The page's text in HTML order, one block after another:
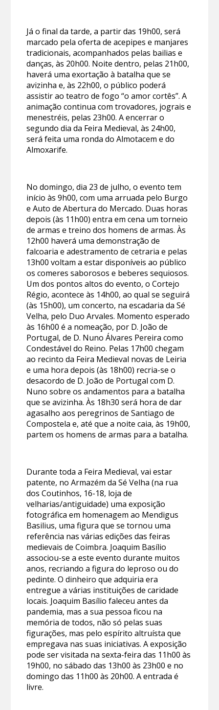
Já o final da tarde, a partir das 19h00, será
marcado pela oferta de acepipes e manjares
tradicionais, acompanhados pelas bailias e
danças, às 20h00. Noite dentro, pelas 21h00,
haverá uma exortação à batalha que se
avizinha e, às 22h00, o público poderá
assistir ao teatro de fogo “o amor cortês”. A
animação continua com trovadores, jograis e
menestréis, pelas 23h00. A encerrar o
segundo dia da Feira Medieval, às 24h00,
será feita uma ronda do Almotacem e do
Almoxarife.
No domingo, dia 23 de julho, o evento tem
início às 9h00, com uma arruada pelo Burgo
e Auto de Abertura do Mercado. Duas horas
depois (às 11h00) entra em cena um torneio
de armas e treino dos homens de armas. Às
12h00 haverá uma demonstração de
falcoaria e adestramento de cetraria e pelas
13h00 voltam a estar disponíveis ao público
os comeres saborosos e beberes sequiosos.
Um dos pontos altos do evento, o Cortejo
Régio, acontece às 14h00, ao qual se seguirá
(às 15h00), um concerto, na escadaria da Sé
Velha, pelo Duo Arvales. Momento esperado
às 16h00 é a nomeação, por D. João de
Portugal, de D. Nuno Álvares Pereira como
Condestável do Reino. Pelas 17h00 chegam
ao recinto da Feira Medieval novas de Leiria
e uma hora depois (às 18h00) recria-se o
desacordo de D. João de Portugal com D.
Nuno sobre os andamentos para a batalha
que se avizinha. Às 18h30 será hora de dar
agasalho aos peregrinos de Santiago de
Compostela e, até que a noite caia, às 19h00,
partem os homens de armas para a batalha.
Durante toda a Feira Medieval, vai estar
patente, no Armazém da Sé Velha (na rua
dos Coutinhos, 16-18, loja de
velharias/antiguidade) uma exposição
fotográfica em homenagem ao Mendigus
Basilius, uma figura que se tornou uma
referência nas várias edições das feiras
medievais de Coimbra. Joaquim Basílio
associou-se a este evento durante muitos
anos, recriando a figura do leproso ou do
pedinte. O dinheiro que adquiria era
entregue a várias instituições de caridade
locais. Joaquim Basílio faleceu antes da
pandemia, mas a sua pessoa ficou na
memória de todos, não só pelas suas
figurações, mas pelo espírito altruísta que
empregava nas suas iniciativas. A exposição
pode ser visitada na sexta-feira das 11h00 às
19h00, no sábado das 13h00 às 23h00 e no
domingo das 11h00 às 20h00. A entrada é
livre.